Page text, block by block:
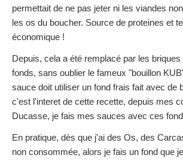
permettait de ne pas jeter ni les viandes
les os du boucher. Source de proteines et
économique !
Depuis, cela a été remplacé par les briques
fonds, sans oublier le fameux "bouillon
sauce doit utiliser un fond frais fait avec de
c'est l'interet de cette recette, depuis mes
Ducasse, je fais mes sauces avec ces
En pratique, dès que j'ai des Os, des
non consommée, alors je fais un fond que